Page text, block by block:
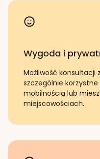
Wygoda i
Możliwość konsultacji
szczególnie
mobilnością lub
miejscowościach.